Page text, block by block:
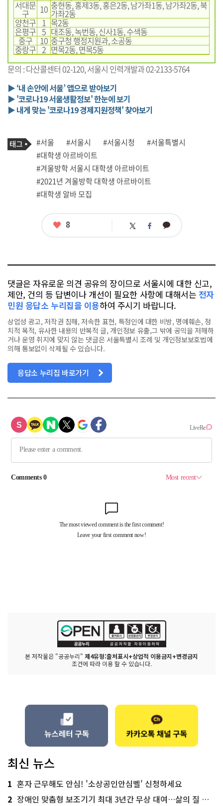
서대문
구 10 충현동, 홍제3동, 홍은2동, 남가좌1동, 남가좌2동, 북
가좌2동
양천구 1 목2동
은평구 5 대조동, 녹번동, 신사1동, 수색동
중구 10 중구청 행정지원과, 소공동
중랑구 2 면목2동, 면목5동
문의 : 다산콜센터 02-120, 서울시 인력개발과 02-2133-5764
▶ ‘내 손안에 서울’ 앱으로 받아보기
▶ '코로나19 서울생활정보' 한눈에 보기
▶ 내게 맞는 '코로나19 경제지원정책' 찾아보기
기
사
관
련
태
그
태
그
#서울 #서울시 #서울시청
#서울특별시
#대학생 아르바이트
#겨울방학 서울시 대학생 아르바이트
#2021년 겨울방학 대학생 아르바이트
#대학생 알바 모집
좋
8 트 페 카
댓글은 자유로운 의견 공유의 장이므로 서울시에 대한 신고,
제안, 건의 등 답변이나 개선이 필요한 사항에 대해서는 전자
민원 응답소 누리집을 이용하여 주시기 바랍니다.
상업성 광고, 저작권 침해, 저속한 표현, 특정인에 대한 비방, 명예훼손, 정
치적 목적, 유사한 내용의 반복적 글, 개인정보 유출,그 밖에 공익을 저해하
거나 운영 취지에 맞지 않는 댓글은 서울특별시 조례 및 개인정보보호법에
의해 통보없이 삭제될 수 있습니다.
응답소 누리집 바로가기
본 저작물은 "공공누리" 제4유형:출처표시+상업적 이용금지+변경금지
조건에 따라 이용 할 수 있습니다.
최신 뉴스
1 혼자 근무해도 안심! '소상공인안심벨' 신청하세요
2 장애인 맞춤형 보조기기 최대 3년간 무상 대여…삶의 질 높인다